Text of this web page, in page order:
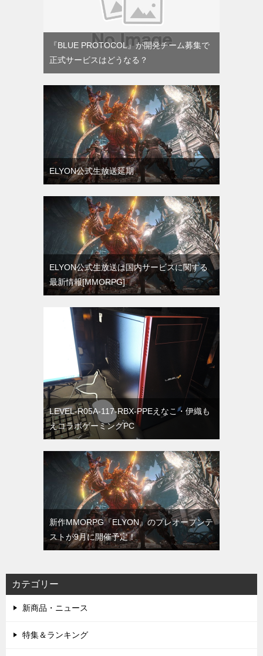
『BLUE PROTOCOL』が開発チーム募集で
正式サービスはどうなる？
ELYON公式生放送延期
ELYON公式生放送は国内サービスに関する
最新情報[MMORPG]
LEVEL-R05A-117-RBX-PPEえなこ・伊織も
えコラボゲーミングPC
新作MMORPG『ELYON』のプレオープンテ
ストが9月に開催予定！
カテゴリー
新商品・ニュース
特集＆ランキング